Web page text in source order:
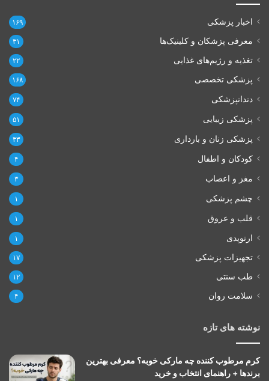
اخبار پزشکی ۱۶۹
معرفی پزشکان و کلینیک‌ها ۳۱
تغذیه و رژیم‌های غذایی ۲۲
پزشکی تخصصی ۱۶۸
دندانپزشکی ۷۴
پزشکی زیبایی ۵۱
پزشکی زنان و بارداری ۳۳
کودکان و اطفال ۴
مغز و اعصاب ۳
چشم پزشکی ۱
قلب و عروق ۱
ارتوپدی ۱
تجهیزات پزشکی ۱۷
طب سنتی ۱۲
سلامت روان ۴
نوشته های تازه
کرم مرطوب کننده چه مارکی خوبه؟ معرفی بهترین
برندها + راهنمای انتخاب و خرید